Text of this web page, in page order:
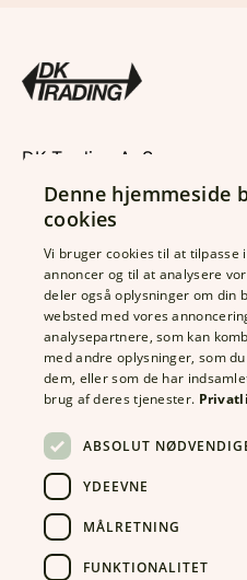
DK Trading ApS
CVR: 26122635
Rolfsgade 123
Tlf.: 7513 6633
Fax: 7513 3189
info@dktrading.dk
Kontrolrapport
Økologi Kontrol
Denne hjemmeside
cookies
Vi bruger cookies til at tilpasse
annoncer og til at analysere
deler også oplysninger om din
websted med vores
analysepartnere, som kan
med andre oplysninger, som
dem, eller som de har
brug af deres tjenester.
ABSOLUT
YDEEVNE
MÅLRETNING
FUNKTIONALITET